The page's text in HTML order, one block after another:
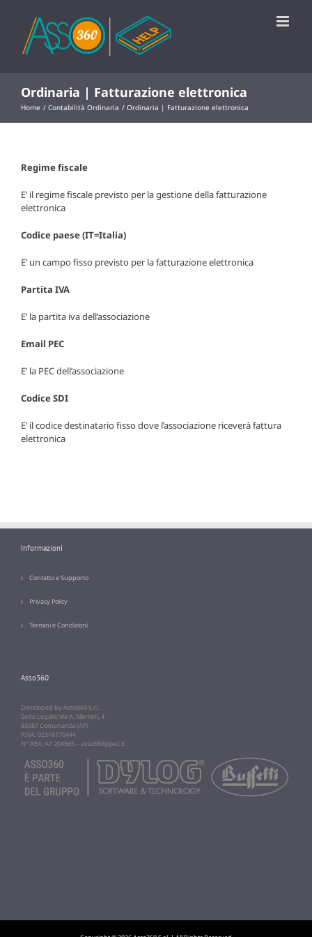
contenuto
Ordinaria | Fatturazione elettronica
Home Contabilità Ordinaria Ordinaria | Fatturazione elettronica
Regime fiscale
E’ il regime fiscale previsto per la gestione della fatturazione
elettronica
Codice paese (IT=Italia)
E’ un campo fisso previsto per la fatturazione elettronica
Partita IVA
E’ la partita iva dell’associazione
Email PEC
E’ la PEC dell’associazione
Codice SDI
E’ il codice destinatario fisso dove l’associazione riceverà fattura
elettronica
Informazioni
Contatto e Supporto
Privacy Policy
Termini e Condizioni
Asso360
Developed by Asso360 S.r.l.
Sede Legale: Via A. Merloni, 4
63087 Comunanza (AP)
P.IVA: 02316170444
N° REA: AP 204565 – asso360@pec.it